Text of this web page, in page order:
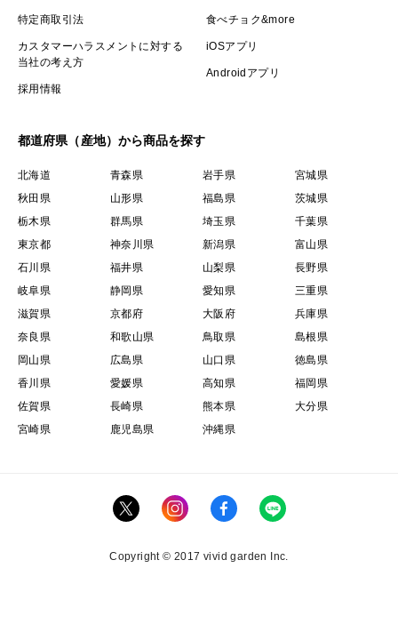
特定商取引法
カスタマーハラスメントに対する
当社の考え方
採用情報
食べチョク&more
iOSアプリ
Androidアプリ
都道府県（産地）から商品を探す
北海道 青森県 岩手県
宮城県
秋田県
山形県 福島県
茨城県
栃木県
群馬県 埼玉県
千葉県
東京都
神奈川県 新潟県
富山県
石川県
福井県 山梨県
長野県
岐阜県
静岡県 愛知県
三重県
滋賀県
京都府 大阪府
兵庫県
奈良県
和歌山県 鳥取県
島根県
岡山県
広島県 山口県
徳島県
香川県
愛媛県 高知県
福岡県
佐賀県
長崎県 熊本県
大分県
宮崎県
鹿児島県 沖縄県
Copyright © 2017 vivid garden Inc.